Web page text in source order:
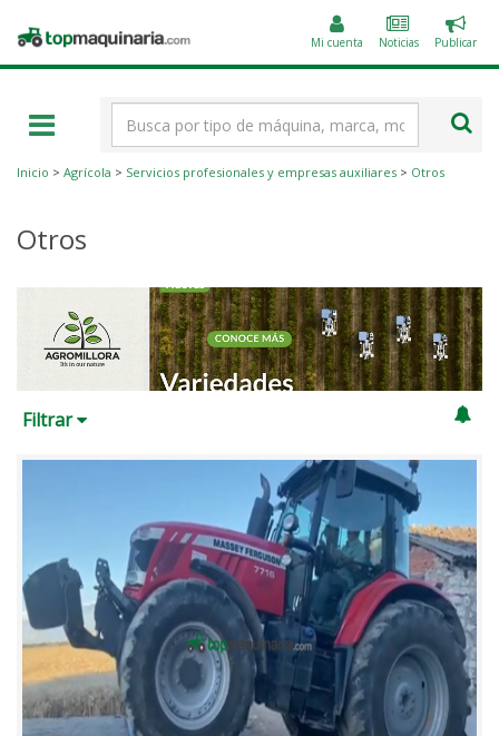
Topmaquinaria.com Mi cuenta Noticias
un
Publicar
Inicio > Agrícola > Servicios profesionales y empresas auxiliares > Otros
Otros
Filtrar